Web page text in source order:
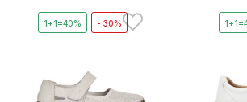
1+1=40% - 30%